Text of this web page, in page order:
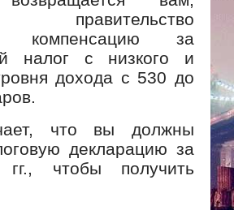
правительство
компенсацию за
налог с низкого и
дохода с 530 до
что вы должны
декларацию за
гг., чтобы получить